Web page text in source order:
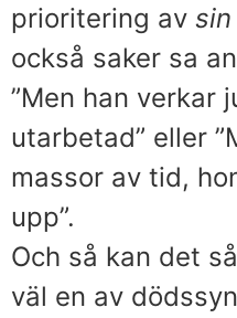
prioritering av sin
också saker sa
”Men han verkar
utarbetad” eller
massor av tid,
upp”.
Och så kan det
väl en av